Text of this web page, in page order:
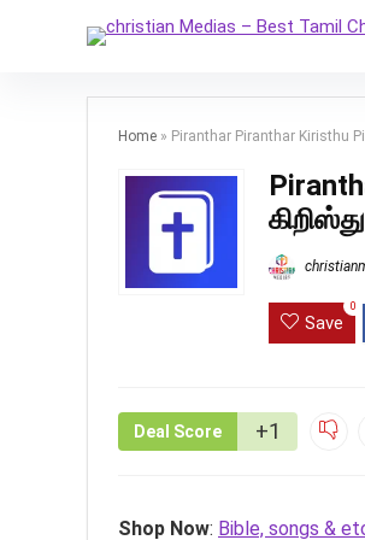
Home » Piranthar Piranthar Kiristhu
Save
0
Deal Score +1
Shop Now: Bible, songs &